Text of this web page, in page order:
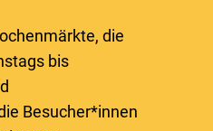
die
bis
Besucher*innen